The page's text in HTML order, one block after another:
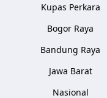
Kupas Perkara
Bogor Raya
Bandung Raya
Jawa Barat
Nasional